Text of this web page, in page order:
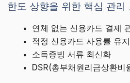
한도 상향을 위한 핵심 관리
연체 없는 신용카드 결제
적정 신용카드 사용률 유
소득증빙 서류 최신화
DSR(총부채원리금상환비